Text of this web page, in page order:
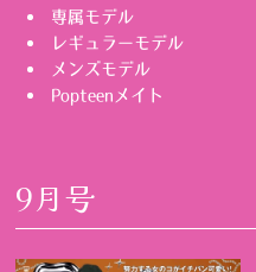
専属モデル
レギュラーモデル
メンズモデル
Popteenメイト
9月号